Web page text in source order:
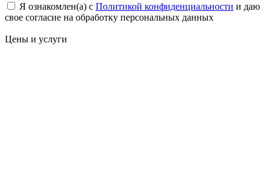
Я ознакомлен(а) с Политикой конфиденциальности и даю
свое cогласие на обработку персональных данных
Цены и услуги